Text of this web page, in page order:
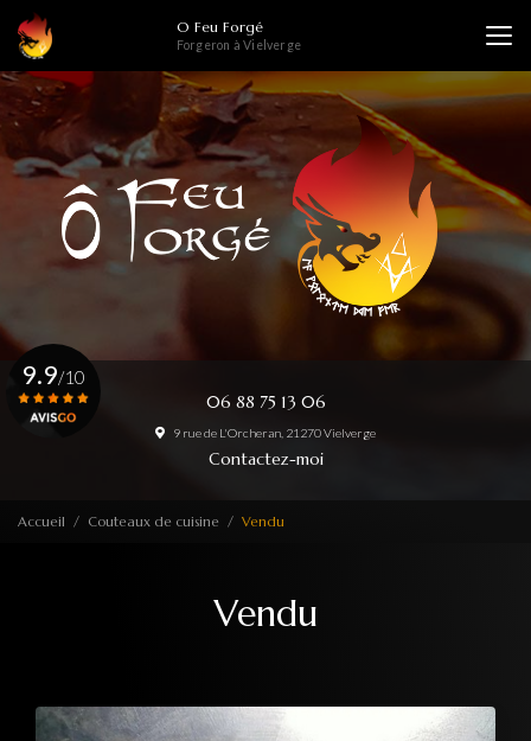
contenu
principal
O Feu Forgé
Forgeron à Vielverge
06 88 75 13 06
9 rue de L'Orcheran, 21270 Vielverge
Contactez-moi
9.9/10
Accueil Couteaux de cuisine Vendu
Vendu